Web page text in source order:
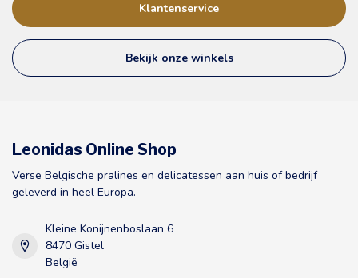
Klantenservice
Bekijk onze winkels
Leonidas Online Shop
Verse Belgische pralines en delicatessen aan huis of bedrijf
geleverd in heel Europa.
Kleine Konijnenboslaan 6
8470 Gistel
België